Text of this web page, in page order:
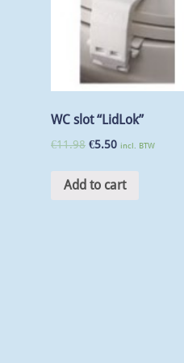
WC slot “LidLok”
€11.98 €5.50 incl. BTW
Add to cart